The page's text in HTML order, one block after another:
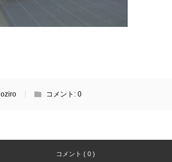
oziro コメント: 0
コメント ( 0 )